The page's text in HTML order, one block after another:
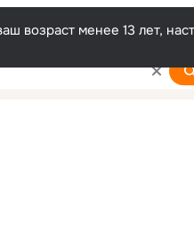
возраст менее 13 лет,